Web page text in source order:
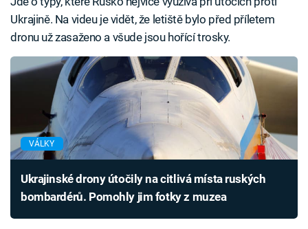
Ukrajině. Na videu je vidět, že letiště bylo před příletem
dronu už zasaženo a všude jsou hořící trosky.
VÁLKY
Ukrajinské drony útočily na citlivá místa ruských
bombardérů. Pomohly jim fotky z muzea